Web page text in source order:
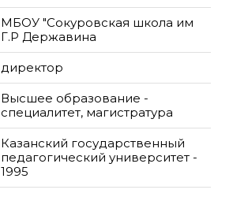
МБОУ "Сокуровская школа им
Г.Р Державина
директор
Высшее образование -
специалитет, магистратура
Казанский государственный
педагогический университет -
1995